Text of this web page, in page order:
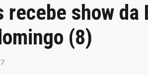
recebe show da
(8)